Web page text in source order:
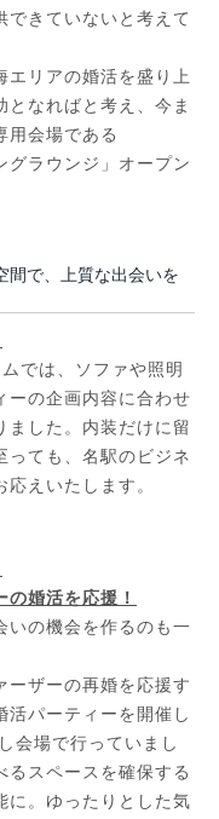
できていないと考えて
エリアの婚活を盛り上
なればと考え、今ま
用会場である
グラウンジ」オープン
間で、上質な出会いを
では、ソファや照明
ーの企画内容に合わせ
ました。内装だけに留
っても、名駅のビジネ
えいたします。
婚活を応援！
いの機会を作るのも一
ーザーの再婚を応援す
活パーティーを開催し
会場で行っていまし
るスペースを確保する
に。ゆったりとした気